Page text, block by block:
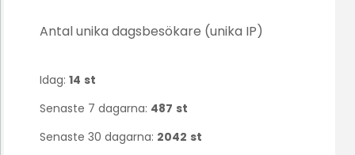
Antal unika dagsbesökare (unika IP)
Idag: 14 st
Senaste 7 dagarna: 487 st
Senaste 30 dagarna: 2042 st